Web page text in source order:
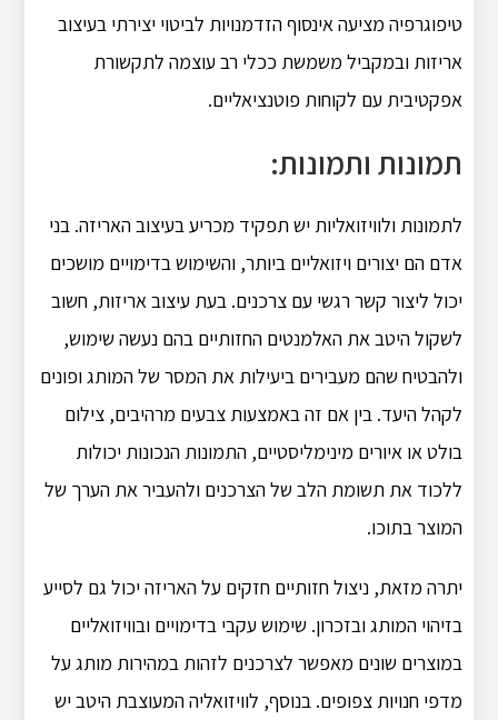
טיפוגרפיה מציעה אינסוף הזדמנויות לביטוי יצירתי בעיצוב
אריזות ובמקביל משמשת ככלי רב עוצמה לתקשורת
אפקטיבית עם לקוחות פוטנציאליים.
תמונות ותמונות:
לתמונות ולוויזואליות יש תפקיד מכריע בעיצוב האריזה.בני
אדם הם יצורים ויזואליים ביותר, והשימוש בדימויים מושכים
יכול ליצור קשר רגשי עם צרכנים.בעת עיצוב אריזות, חשוב
לשקול היטב את האלמנטים החזותיים בהם נעשה שימוש,
ולהבטיח שהם מעבירים ביעילות את המסר של המותג ופונים
לקהל היעד.בין אם זה באמצעות צבעים מרהיבים, צילום
בולט או איורים מינימליסטיים, התמונות הנכונות יכולות
ללכוד את תשומת הלב של הצרכנים ולהעביר את הערך של
המוצר בתוכו.
יתרה מזאת, ניצול חזותיים חזקים על האריזה יכול גם לסייע
בזיהוי המותג ובזכרון.שימוש עקבי בדימויים ובוויזואליים
במוצרים שונים מאפשר לצרכנים לזהות במהירות מותג על
מדפי חנויות צפופים.בנוסף, לוויזואליה המעוצבת היטב יש